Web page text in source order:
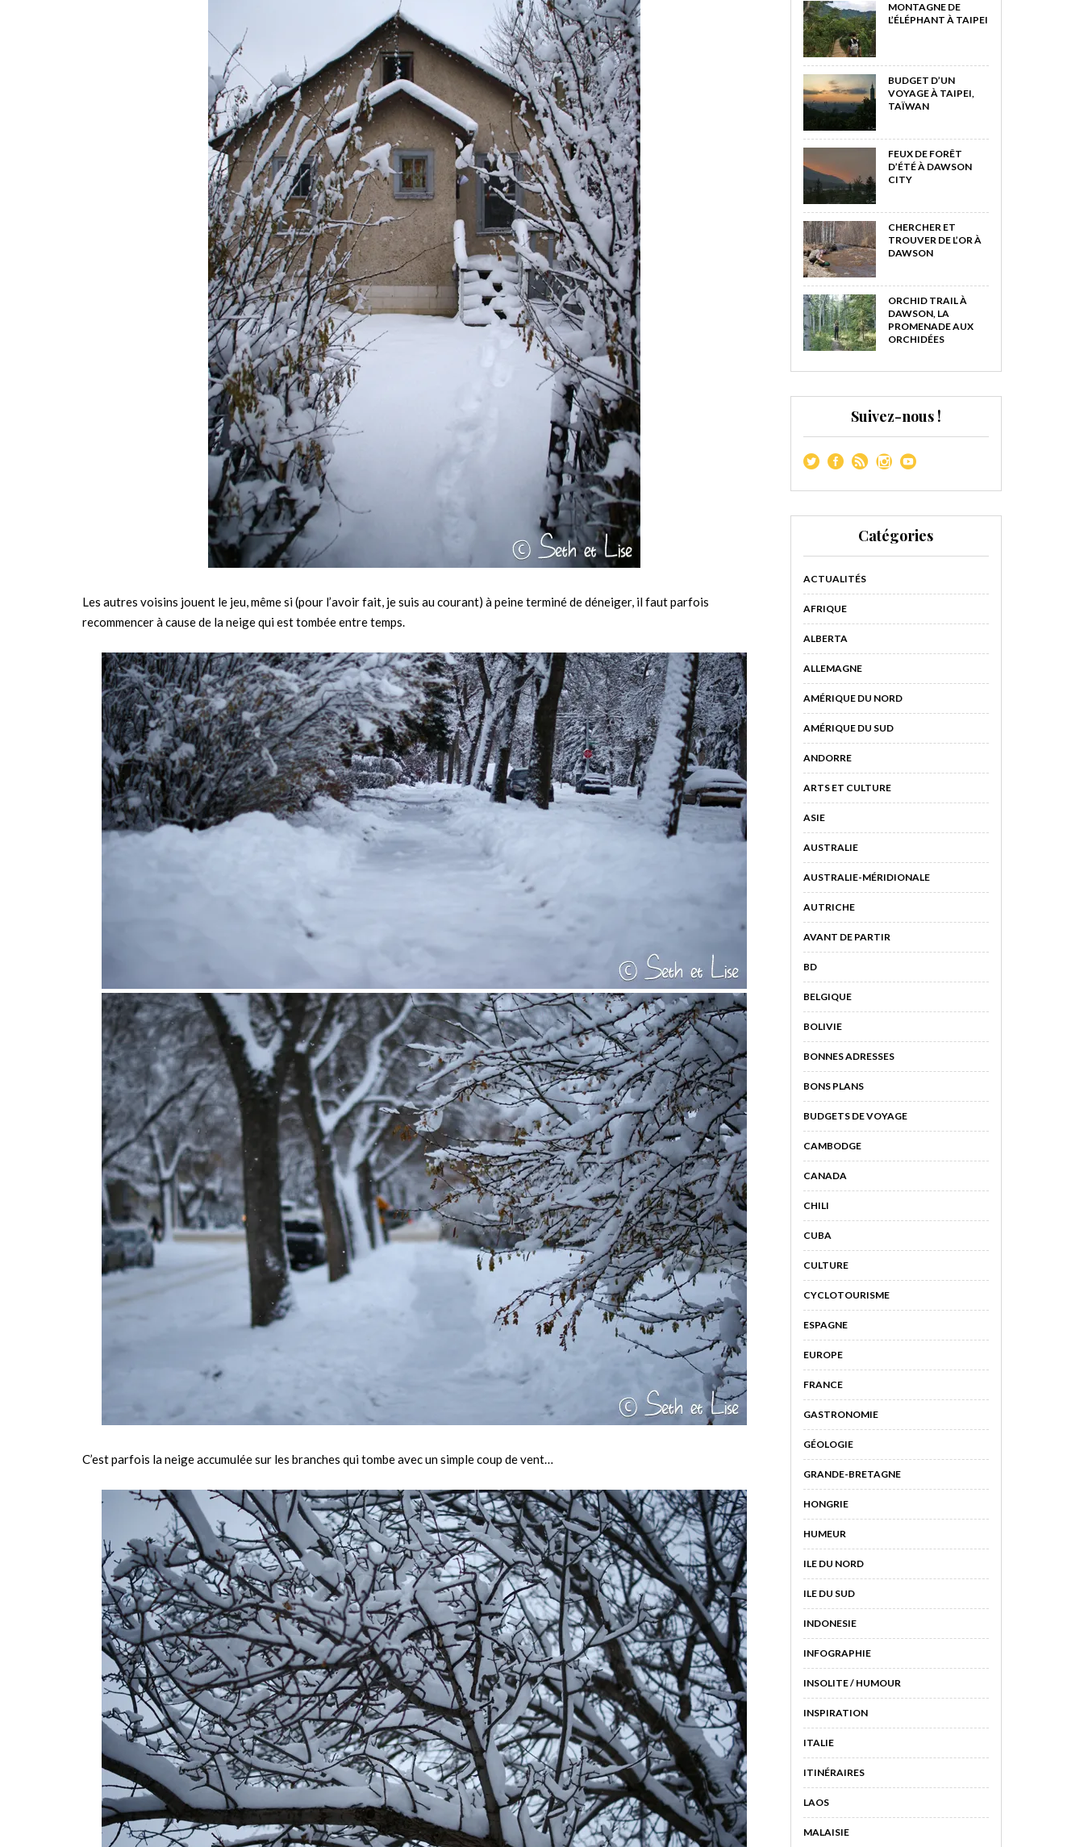
Les autres voisins jouent le jeu, même si (pour l’avoir fait, je suis au courant) à peine terminé de déneiger, il faut parfois
recommencer à cause de la neige qui est tombée entre temps.
C’est parfois la neige accumulée sur les branches qui tombe avec un simple coup de vent…
MONTAGNE DE
L’ÉLÉPHANT À TAIPEI
BUDGET D’UN
VOYAGE À TAIPEI,
TAÏWAN
FEUX DE FORÊT
D’ÉTÉ À DAWSON
CITY
CHERCHER ET
TROUVER DE L’OR À
DAWSON
ORCHID TRAIL À
DAWSON, LA
PROMENADE AUX
ORCHIDÉES
Suivez-nous !
Catégories
ACTUALITÉS
AFRIQUE
ALBERTA
ALLEMAGNE
AMÉRIQUE DU NORD
AMÉRIQUE DU SUD
ANDORRE
ARTS ET CULTURE
ASIE
AUSTRALIE
AUSTRALIE-MÉRIDIONALE
AUTRICHE
AVANT DE PARTIR
BD
BELGIQUE
BOLIVIE
BONNES ADRESSES
BONS PLANS
BUDGETS DE VOYAGE
CAMBODGE
CANADA
CHILI
CUBA
CULTURE
CYCLOTOURISME
ESPAGNE
EUROPE
FRANCE
GASTRONOMIE
GÉOLOGIE
GRANDE-BRETAGNE
HONGRIE
HUMEUR
ILE DU NORD
ILE DU SUD
INDONESIE
INFOGRAPHIE
INSOLITE / HUMOUR
INSPIRATION
ITALIE
ITINÉRAIRES
LAOS
MALAISIE